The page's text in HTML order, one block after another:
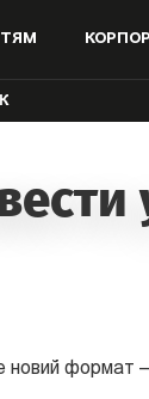
новий формат